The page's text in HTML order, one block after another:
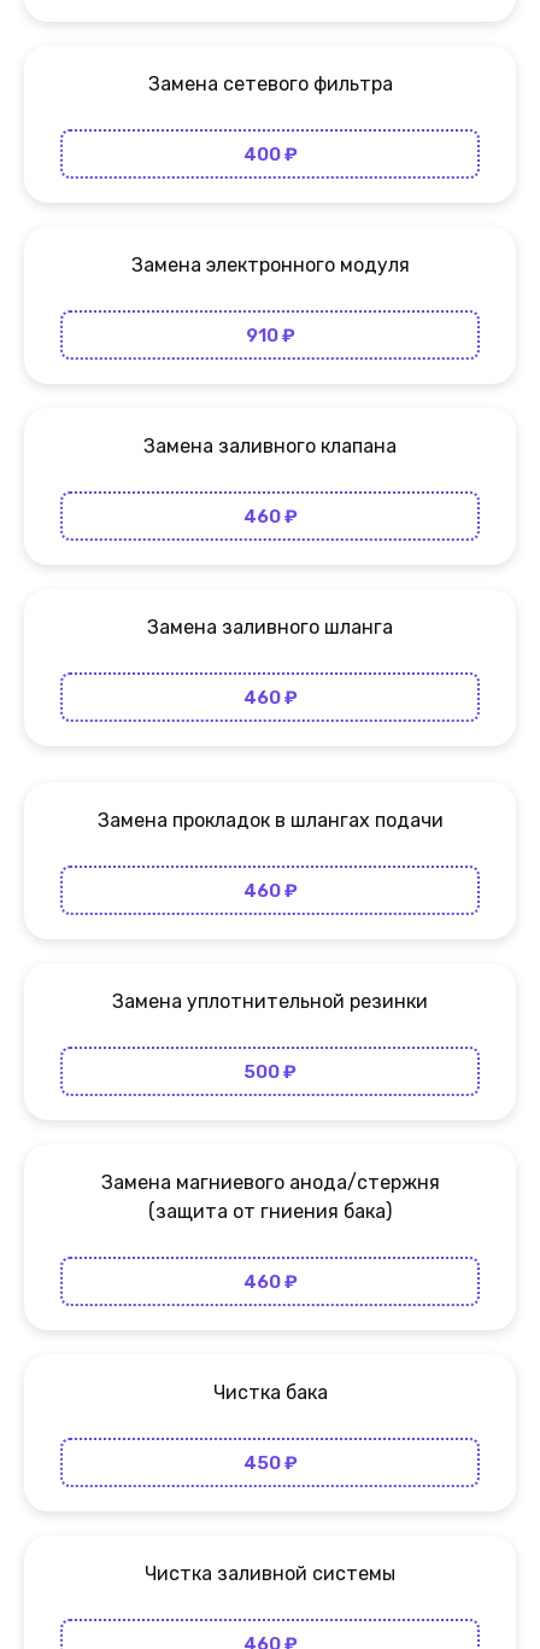
Замена сетевого фильтра
400 ₽
Замена электронного модуля
910 ₽
Замена заливного клапана
460 ₽
Замена заливного шланга
460 ₽
Замена прокладок в шлангах подачи
460 ₽
Замена уплотнительной резинки
500 ₽
Замена магниевого анода/стержня
(защита от гниения бака)
460 ₽
Чистка бака
450 ₽
Чистка заливной системы
460 ₽